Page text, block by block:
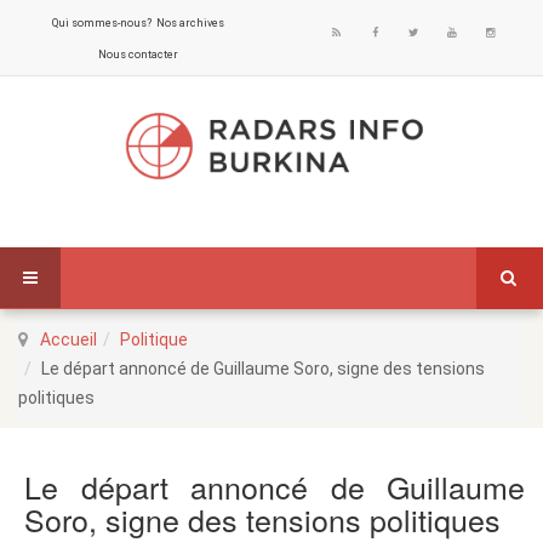
Qui sommes-nous? Nos archives
Nous contacter
Accueil
Politique
Le départ annoncé de Guillaume Soro, signe des tensions
politiques
Le départ annoncé de Guillaume
Soro, signe des tensions politiques